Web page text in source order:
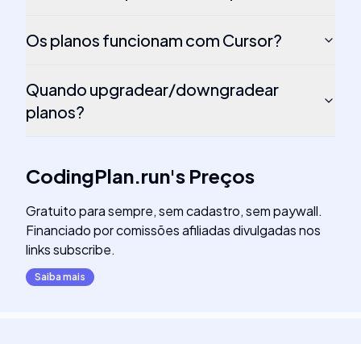
Os planos funcionam com Cursor?
Quando upgradear/downgradear
planos?
CodingPlan.run's Preços
Gratuito para sempre, sem cadastro, sem paywall.
Financiado por comissões afiliadas divulgadas nos
links subscribe.
Saiba mais